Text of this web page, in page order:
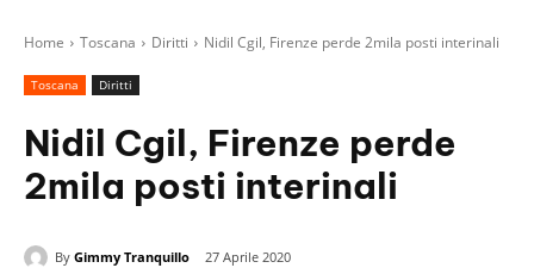
Home Toscana Diritti Nidil Cgil, Firenze perde 2mila posti interinali
Toscana Diritti
Nidil Cgil, Firenze perde
2mila posti interinali
By Gimmy Tranquillo 27 Aprile 2020